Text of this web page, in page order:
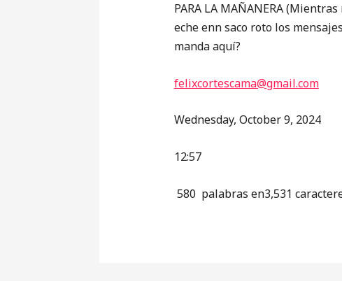
PARA LA MAÑANERA
eche enn saco roto los
manda aquí?
felixcortescama@gmail.com
Wednesday, October 9, 2024
12:57
580 palabras en3,531